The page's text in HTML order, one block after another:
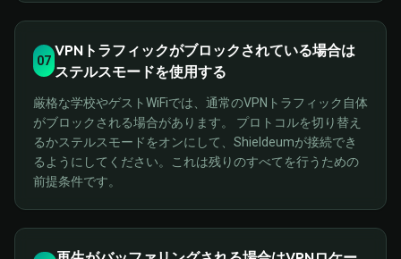
07
VPNトラフィックがブロックされている場合は
ステルスモードを使用する
厳格な学校やゲストWiFiでは、通常のVPNトラフィック自体
がブロックされる場合があります。 プロトコルを切り替え
るかステルスモードをオンにして、Shieldeumが接続でき
るようにしてください。これは残りのすべてを行うための
前提条件です。